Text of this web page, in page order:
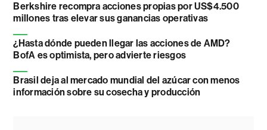
Berkshire recompra acciones propias por US$4.500
millones tras elevar sus ganancias operativas
¿Hasta dónde pueden llegar las acciones de AMD?
BofA es optimista, pero advierte riesgos
Brasil deja al mercado mundial del azúcar con menos
información sobre su cosecha y producción